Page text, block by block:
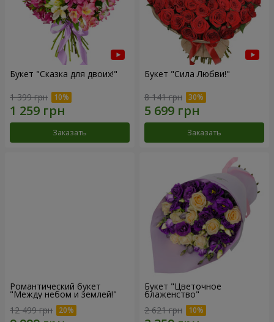
Букет "Сказка для двоих!"
1 399 грн
Заказать
Букет "Сила Любви!"
8 141 грн
Заказать
Романтический букет
"Между небом и землей!"
12 499 грн
Букет "Цветочное
блаженство"
2 621 грн